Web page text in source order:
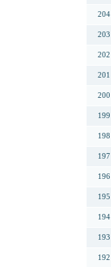
204
203
202
201
200
199
198
197
196
195
194
193
192